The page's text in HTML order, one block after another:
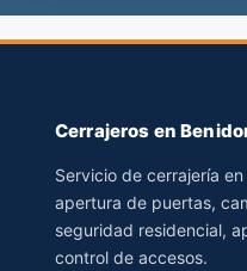
Cerrajeros en
Servicio de cerrajería
apertura de puertas,
seguridad residencial,
control de accesos.